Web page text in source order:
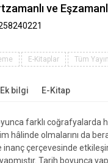
ve
E-Kitaplar Tüm
Ek bilgi E-Kitap
farklı coğrafyalarda
hâlinde olmalarını da
inanç çerçevesinde
Tarih boyunca